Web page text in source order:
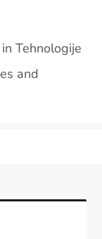
Tehnologije
and